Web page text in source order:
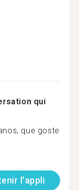
qui
que goste
l'appli